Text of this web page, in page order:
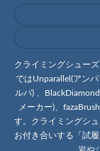
クライミングシュー
ではUnparallel(アンパ
ルパ) 、
メーカー)、
す。クライミングシ
お付き合いする「試